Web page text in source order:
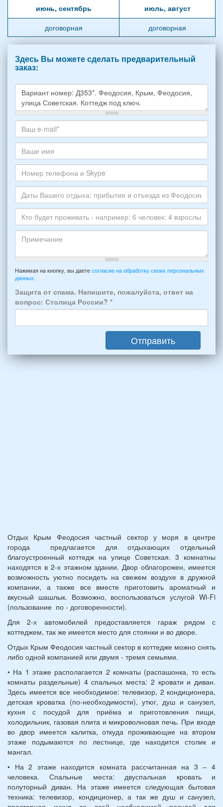
июнь, сентябрь
июль, август
договорная
договорная
Здесь Вы можете сделать предварительный
заказ:
Какое
жилье
хотите
снять,
укажите
пожалуйста
НОМЕР
варианта:
*
Ваш
адрес
электронной
почты
*
Ваше
имя
Номер
телефона
и
Skype
Даты
Вашего
отдыха:
прибытия
отъезда
из
Феодосии:
*
Кто
будет
-
например:
6
человек:
4
взрослых
и
Примечание
Нажимая на кнопку, вы даете согласие на обработку своих персональных
данных
Защита от спама. Напишите, пожалуйста, ответ на
вопрос: Столица России? *
Отправить
Отдых Крым Феодосия частный сектор у моря в центре
города предлагается для отдыхающих отдельный
благоустроенный коттедж на улице Советская. 3 комнатны
находятся в 2-х этажном здании. Двор облагорожен, имеется
возможность уютно посидеть на свежем воздухе в дружной
компании, а также все вместе приготовить ароматный и
вкусный шашлык. Возможно, воспользоваться услугой Wi-Fi
(пользование по - договоренности).
Для 2-х автомобилей предоставляется гараж рядом с
коттеджем, так же имеется место для стоянки и во дворе.
Отдых Крым Феодосия частный сектор в коттедже можно снять
либо одной компанией или двумя - тремя семьями.
• На 1 этаже располагается 2 комнаты (распашонка, то есть
комнаты раздельные) 4 спальных места: 2 кровати и диван.
Здесь имеется все необходимое: телевизор, 2 кондиционера,
детская кроватка (по-необходимости), утюг, душ и санузел,
кухня с посудой для приёма и приготовления пищи,
холодильник, газовая плита и микроволновая печь. При входе
во двор имеется калитка, откуда проживающие на втором
этаже подымаются по лестнице, где находится столик и
мангал.
• На 2 этаже находится комната рассчитанная на 3 – 4
человека. Спальные места: двуспальная кровать и
полуторный диван. На этаже имеется следующая бытовая
техника: телевизор, кондиционер, а так же душ и санузел,